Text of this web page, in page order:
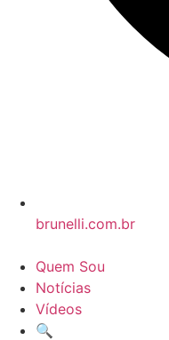
brunelli.com.br
Quem Sou
Notícias
Vídeos
🔍